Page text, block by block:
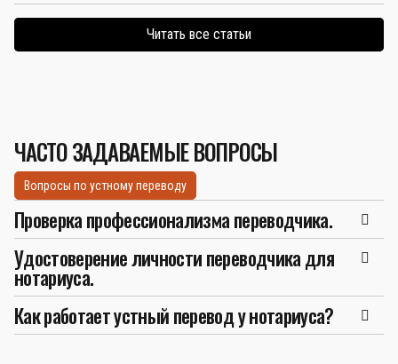
Читать все статьи
ЧАСТО ЗАДАВАЕМЫЕ ВОПРОСЫ
Вопросы по устному переводу
Проверка профессионализма переводчика.
Удостоверение личности переводчика для
нотариуса.
Как работает устный перевод у нотариуса?